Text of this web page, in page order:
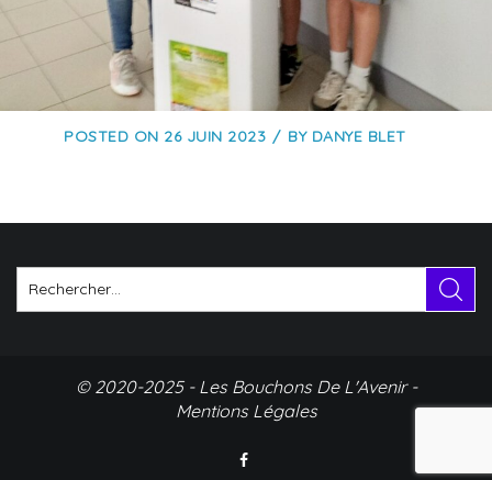
POSTED ON 26 JUIN 2023 BY DANYE BLET
© 2020-2025 - Les Bouchons De L'Avenir -
Mentions Légales